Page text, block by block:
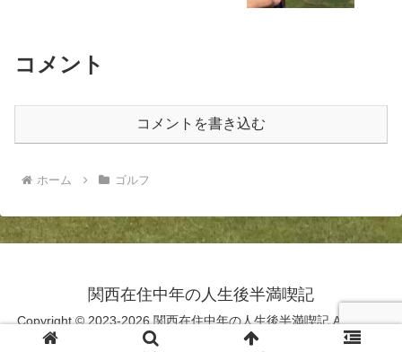
コメント
コメントを書き込む
ホーム ゴルフ
関西在住中年の人生後半満喫記
Copyright © 2023-2026 関西在住中年の人生後半満喫記 All Rights